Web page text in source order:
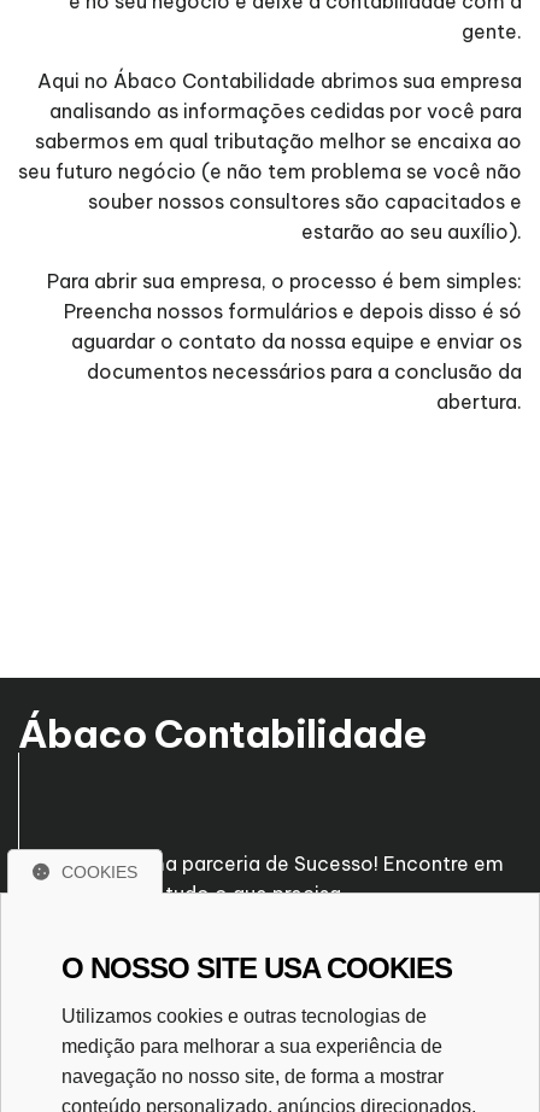
gente.
Aqui no Ábaco Contabilidade abrimos sua empresa
analisando as informações cedidas por você para
sabermos em qual tributação melhor se encaixa ao
seu futuro negócio (e não tem problema se você não
souber nossos consultores são capacitados e
estarão ao seu auxílio).
Para abrir sua empresa, o processo é bem simples:
Preencha nossos formulários e depois disso é só
aguardar o contato da nossa equipe e enviar os
documentos necessários para a conclusão da
abertura.
Ábaco Contabilidade
Venha fazer uma parceria de Sucesso! Encontre em
nossa empresa tudo o que precisa.
Rua José Pascal, nº 239
Santo Antônio - Patos de Minas/MG
CEP. 38700-560
(34) 3823-7116
(34) 99995-0303
COOKIES
O NOSSO SITE USA COOKIES
Utilizamos cookies e outras tecnologias de
medição para melhorar a sua experiência de
navegação no nosso site, de forma a mostrar
conteúdo personalizado, anúncios direcionados,